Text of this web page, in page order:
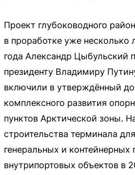
Проект глубоководного
в проработке уже несколько
года Александр Цыбульский
президенту Владимиру
включили в утверждённый
комплексного развития
пунктов Арктической зоны.
строительства терминала
генеральных и контейнерных
внутрипортовых объектов в